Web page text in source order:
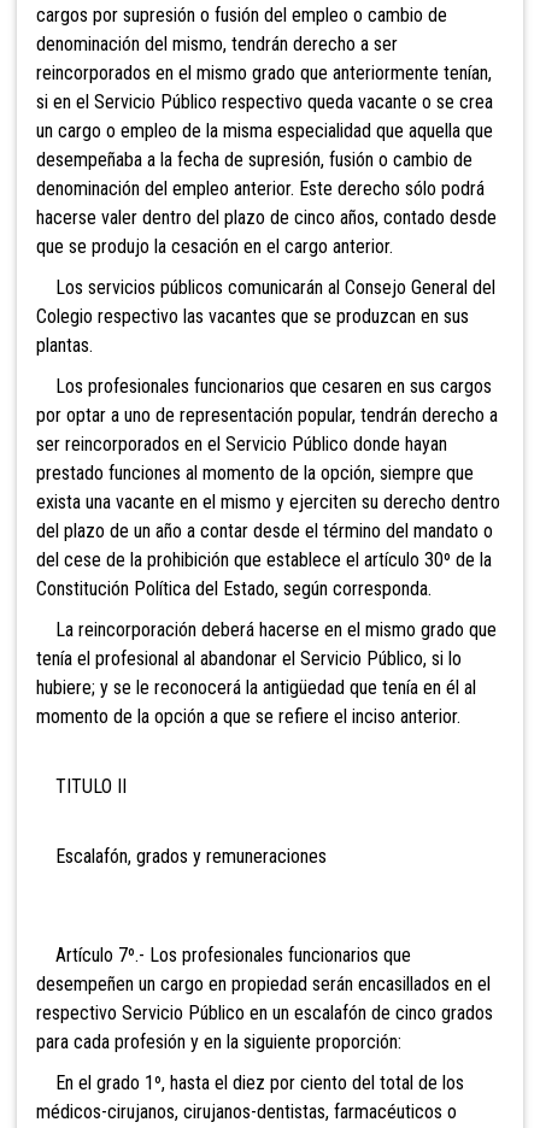
cargos por supresión o fusión del empleo o cambio de
denominación del mismo, tendrán derecho a ser
reincorporados en el mismo grado que anteriormente tenían,
si en el Servicio Público respectivo queda vacante o se crea
un cargo o empleo de la misma especialidad que aquella que
desempeñaba a la fecha de supresión, fusión o cambio de
denominación del empleo anterior. Este derecho sólo podrá
hacerse valer dentro del plazo de cinco años, contado desde
que se produjo la cesación en el cargo anterior.
Los servicios públicos comunicarán al Consejo General del
Colegio respectivo las vacantes que se produzcan en sus
plantas.
Los profesionales funcionarios que cesaren en sus cargos
por optar a uno de representación popular, tendrán derecho a
ser reincorporados en el Servicio Público donde hayan
prestado funciones al momento de la opción, siempre que
exista una vacante en el mismo y ejerciten su derecho dentro
del plazo de un año a contar desde el término del mandato o
del cese de la prohibición que establece el artículo 30º de la
Constitución Política del Estado, según corresponda.
La reincorporación deberá hacerse en el mismo grado que
tenía el profesional al abandonar el Servicio Público, si lo
hubiere; y se le reconocerá la antigüedad que tenía en él al
momento de la opción a que se refiere el inciso anterior.
TITULO II
Escalafón, grados y remuneraciones
Artículo 7º.- Los profesionales funcionarios que
desempeñen un cargo en propiedad serán encasillados en el
respectivo Servicio Público en un escalafón de cinco grados
para cada profesión y en la siguiente proporción:
En el grado 1º, hasta el diez por ciento del total de los
médicos-cirujanos, cirujanos-dentistas, farmacéuticos o